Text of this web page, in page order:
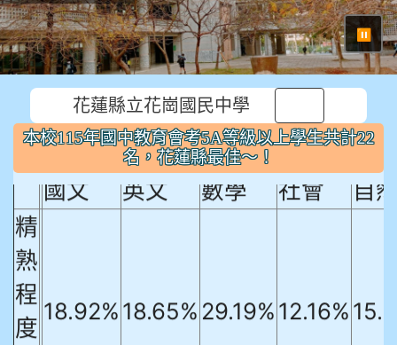
⏸
花蓮縣立花崗國民中學
本校115年國中教育會考5A等級以上學生共計22
名，花蓮縣最佳～！
本校115年國中教育會考5A等級以上
學生共計22名，花蓮縣最佳～！
國文
英文 數學 社會
自
精
熟
程
度
18.92% 18.65% 29.19% 12.16%